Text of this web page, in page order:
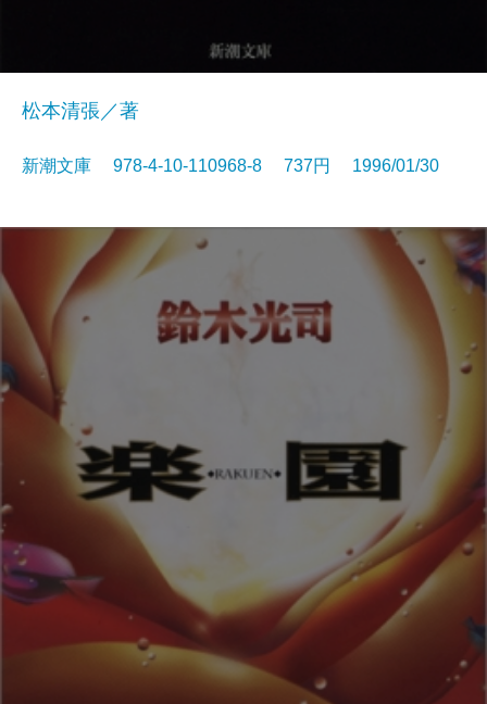
松本清張／著
新潮文庫 978-4-10-110968-8 737円 1996/01/30